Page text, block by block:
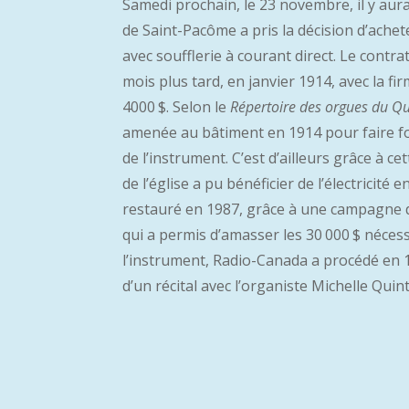
Samedi prochain, le 23 novembre, il y
de Saint-Pacôme a pris la décision
avec soufflerie à courant direct. Le
mois plus tard, en janvier 1914, avec la
4000 $. Selon leRépertoire des orgues du
amenée au bâtiment en 1914 pour faire
de l’instrument. C’est d’ailleurs grâce à
de l’église a pu bénéficier de l’électricité
restauré en 1987, grâce à une
qui a permis d’amasser les 30 000 $
l’instrument, Radio-Canada a procédé en
d’un récital avec l’organiste Michelle